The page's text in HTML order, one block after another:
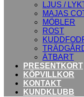
LJUS /
MAJAS
MÖBLER
ROST
ÄTBART
PRESENTKORT
KÖPVILLKOR
KONTAKT
KUNDKLUBB